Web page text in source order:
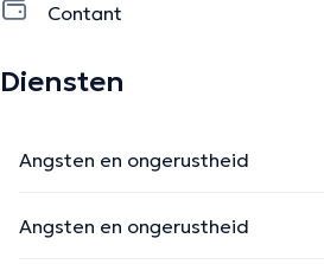
Contant
Diensten
Angsten en ongerustheid
Angsten en ongerustheid